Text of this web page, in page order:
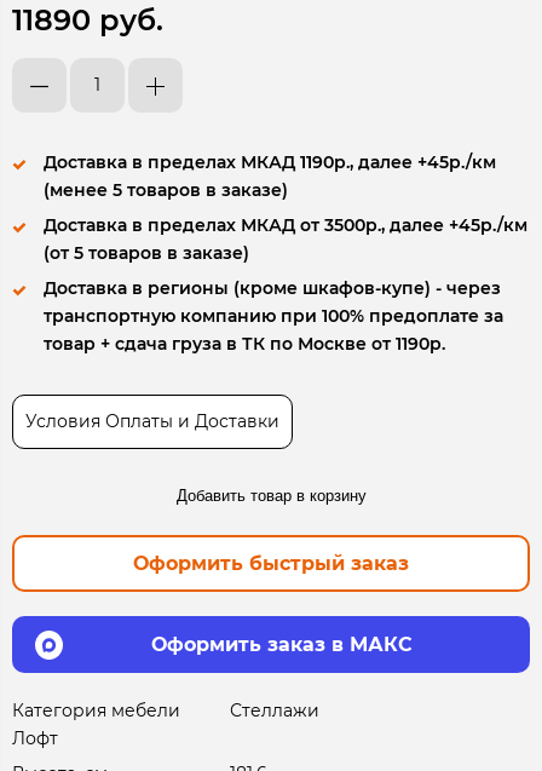
11890 руб.
Доставка в пределах МКАД 1190р., далее +45р./км
(менее 5 товаров в заказе)
Доставка в пределах МКАД от 3500р., далее +45р./км
(от 5 товаров в заказе)
Доставка в регионы (кроме шкафов-купе) - через
транспортную компанию при 100% предоплате за
товар + сдача груза в ТК по Москве от 1190р.
Условия Оплаты и Доставки
Добавить товар в корзину
Оформить быстрый заказ
Оформить заказ в МАКС
Категория мебели
Лофт
Стеллажи